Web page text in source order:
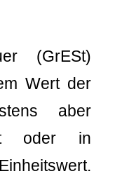
(GrESt)
Wert der
aber
oder in